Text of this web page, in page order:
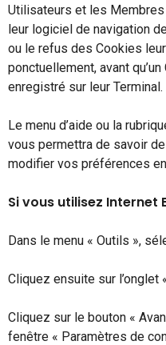
Utilisateurs et les
leur logiciel de navigation
ou le refus des Cookies
ponctuellement, avant
enregistré sur leur Terminal.
Le menu d’aide ou la
vous permettra de savoir
modifier vos préférences
Si vous utilisez Internet
Dans le menu « Outils »,
Cliquez ensuite sur l’onglet
Cliquez sur le bouton «
fenêtre « Paramètres de